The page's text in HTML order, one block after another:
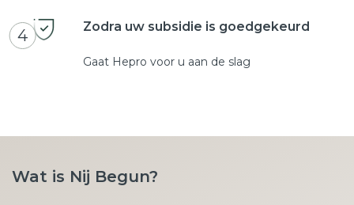
4 Zodra uw subsidie is goedgekeurd
Gaat Hepro voor u aan de slag
Wat is Nij Begun?